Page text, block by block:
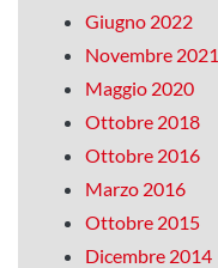
Giugno 2022
Novembre 2021
Maggio 2020
Ottobre 2018
Ottobre 2016
Marzo 2016
Ottobre 2015
Dicembre 2014